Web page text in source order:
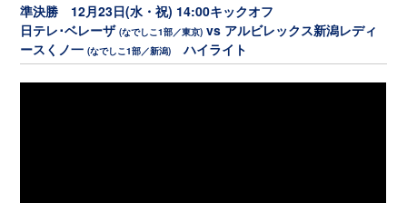
準決勝 12月23日(水・祝) 14:00キックオフ
日テレ･ベレーザ(なでしこ1部／東京) vs アルビレックス新潟レディ
ースくノ一(なでしこ1部／新潟) ハイライト